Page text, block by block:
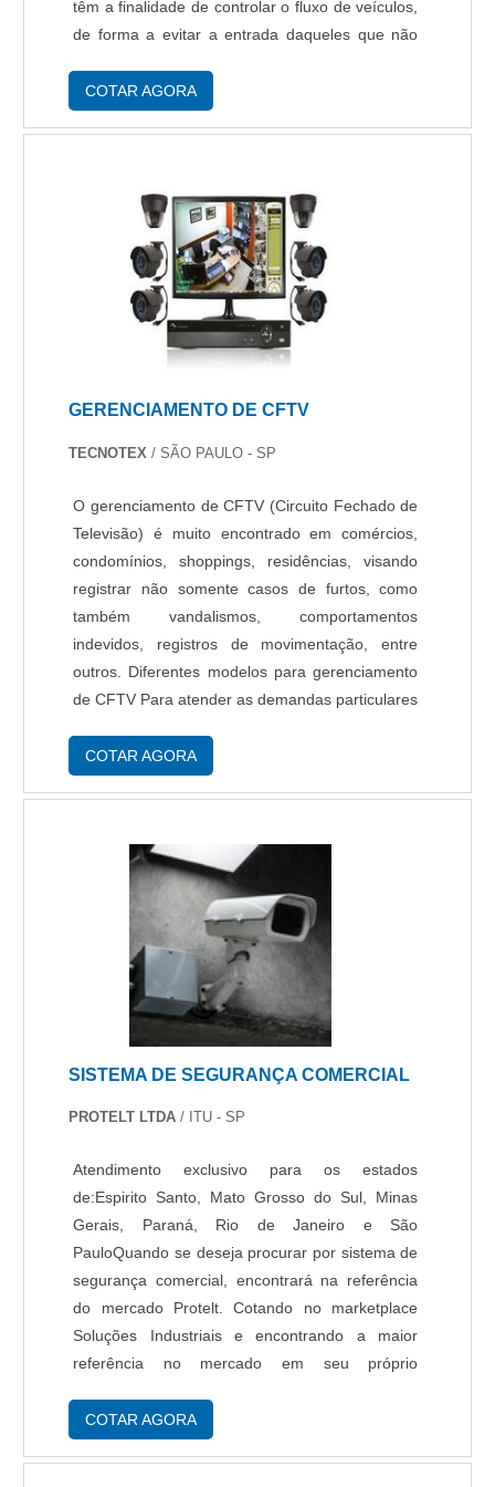
têm a finalidade de controlar o fluxo de veículos,
de forma a evitar a entrada daqueles que não
CANCELAS AUTOMÁTICAS E SUAS
COTAR AGORA
GERENCIAMENTO DE CFTV
TECNOTEX / SÃO PAULO - SP
O gerenciamento de CFTV (Circuito Fechado de
Televisão) é muito encontrado em comércios,
condomínios, shoppings, residências, visando
registrar não somente casos de furtos, como
também vandalismos, comportamentos
indevidos, registros de movimentação, entre
outros. Diferentes modelos para gerenciamento
de CFTV Para atender as demandas particulares
segurança do trabalho, registro comportamental
COTAR AGORA
SISTEMA DE SEGURANÇA COMERCIAL
PROTELT LTDA / ITU - SP
Atendimento exclusivo para os estados
de:Espirito Santo, Mato Grosso do Sul, Minas
Gerais, Paraná, Rio de Janeiro e São
PauloQuando se deseja procurar por sistema de
segurança comercial, encontrará na referência
do mercado Protelt. Cotando no marketplace
Soluções Industriais e encontrando a maior
referência no mercado em seu próprio
SISTEMA DE SEGURANÇA COMERCIALSe
COTAR AGORA